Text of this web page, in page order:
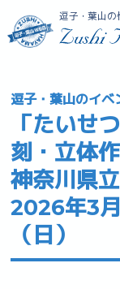
逗子・葉山の
逗子・葉山のイベ
「たいせ
刻・立体
神奈川県
2026年3
（日）